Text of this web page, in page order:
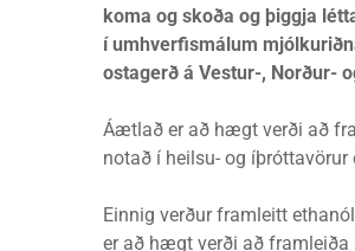
koma og skoða og þiggja
í umhverfismálum
ostagerð á Vestur-, Norður-
Áætlað er að hægt verði að
notað í heilsu- og
Einnig verður framleitt
er að hægt verði að